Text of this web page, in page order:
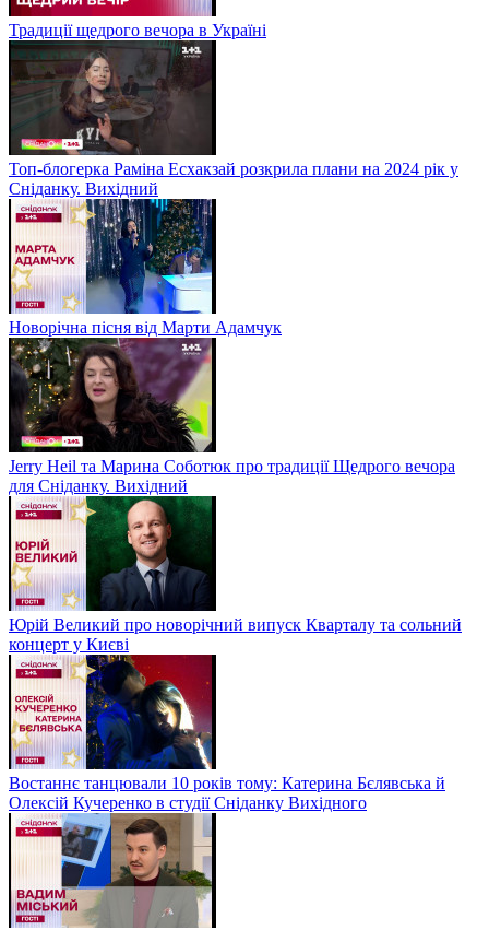
Традиції щедрого вечора в Україні
Топ-блогерка Раміна Есхакзай розкрила плани на 2024 рік у
Сніданку. Вихідний
Новорічна пісня від Марти Адамчук
Jerry Heil та Марина Соботюк про традиції Щедрого вечора
для Сніданку. Вихідний
Юрій Великий про новорічний випуск Кварталу та сольний
концерт у Києві
Востаннє танцювали 10 років тому: Катерина Бєлявська й
Олексій Кучеренко в студії Сніданку Вихідного